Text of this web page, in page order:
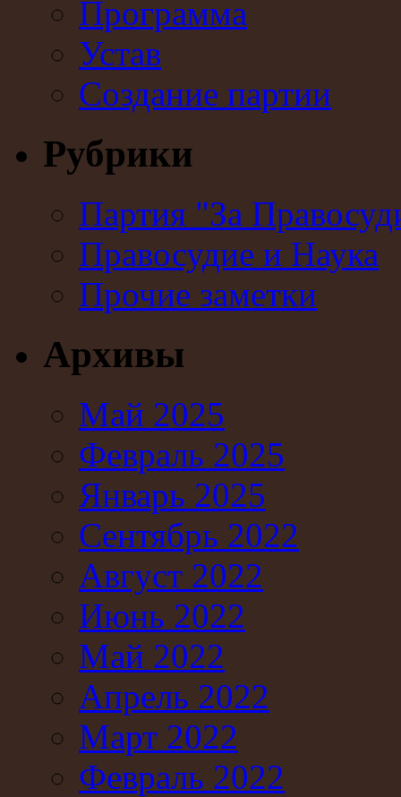
Программа
Устав
Создание партии
Рубрики
Партия "За
Правосудие и Наука
Прочие заметки
Архивы
Май 2025
Февраль 2025
Январь 2025
Сентябрь 2022
Август 2022
Июнь 2022
Май 2022
Апрель 2022
Март 2022
Февраль 2022